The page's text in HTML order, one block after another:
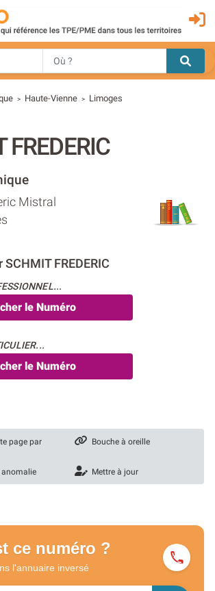
> Haute-Vienne > Limoges
FREDERIC
Mistral
FREDERIC
le Numéro
le Numéro
page par
Bouche à oreille
anomalie Mettre à jour
ce numéro ?
l'annuaire inversé